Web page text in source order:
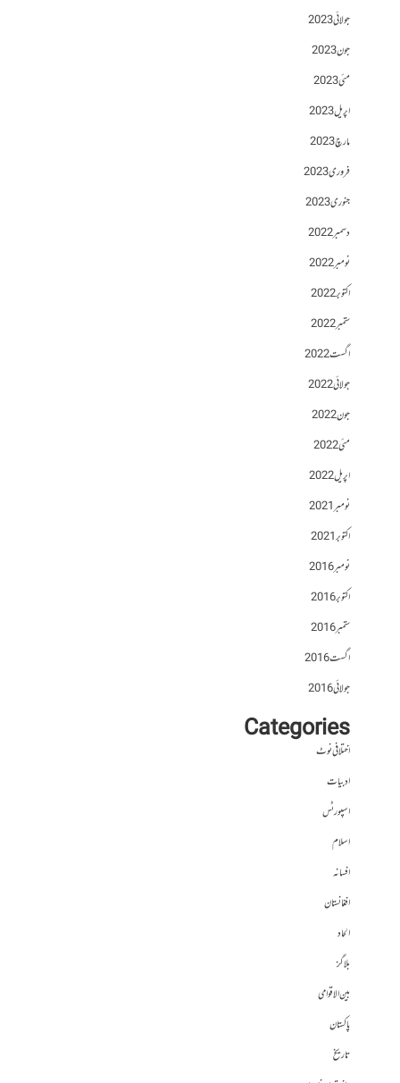
جولائی 2023
جون 2023
مئی 2023
اپریل 2023
مارچ 2023
فروری 2023
جنوری 2023
دسمبر 2022
نومبر 2022
اکتوبر 2022
ستمبر 2022
اگست 2022
جولائی 2022
جون 2022
مئی 2022
اپریل 2022
نومبر 2021
اکتوبر 2021
نومبر 2016
اکتوبر 2016
ستمبر 2016
اگست 2016
جولائی 2016
Categories
اختلافی نوٹ
ادبیات
اسپورٹس
اسلام
افسانہ
افغانستان
الحاد
بلاگز
بین الاقوامی
پاکستان
تاریخ